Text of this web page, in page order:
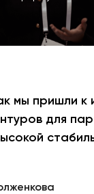
мы пришли к
для